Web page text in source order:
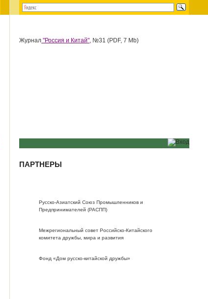
Журнал "Россия и Китай", №31 (PDF, 7 Mb)
ПАРТНЕРЫ
Русско-Азиатский Союз Промышленников и
Предпринимателей (РАСПП)
Межрегиональный совет Российско-Китайского
комитета дружбы, мира и развития
Фонд «Дом русско-китайской дружбы»